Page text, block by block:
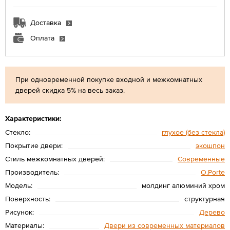
При одновременной покупке входной и межкомнатных
дверей скидка 5% на весь заказ.
Характеристики:
Стекло:
глухое (без стекла)
Покрытие двери:
экошпон
Стиль межкомнатных дверей:
Современные
Производитель:
O.Porte
Модель:
молдинг алюминий хром
Поверхность:
структурная
Рисунок:
Дерево
Материалы:
Двери из современных материалов
Доставка
Оплата